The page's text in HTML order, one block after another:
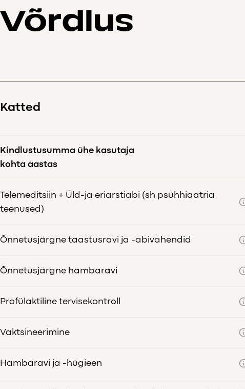
Võrdlus
Katted
Kindlustusumma ühe kasutaja
kohta aastas
Telemeditsiin + Üld-ja eriarstiabi (sh psühhiaatria
teenused)
Õnnetusjärgne taastusravi ja -abivahendid
Õnnetusjärgne hambaravi
Profülaktiline tervisekontroll
Vaktsineerimine
Hambaravi ja -hügieen